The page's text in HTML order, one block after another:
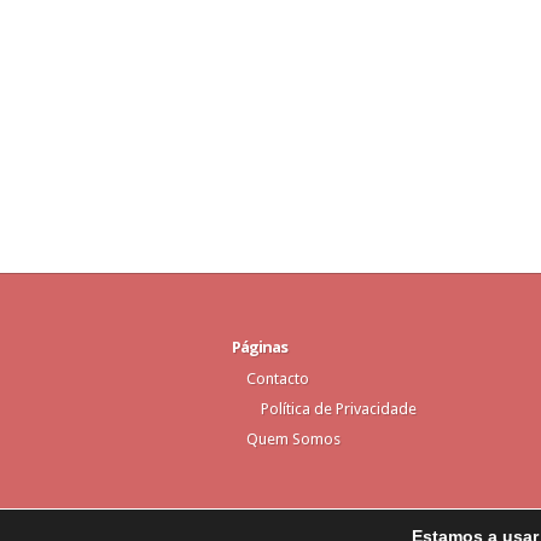
Páginas
Contacto
Política de Privacidade
Quem Somos
Estamos a